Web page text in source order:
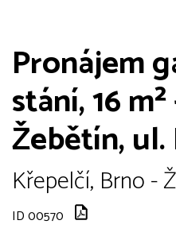
Pronájem
stání, 16
Žebětín,
Křepelčí, Brno -
ID 00570